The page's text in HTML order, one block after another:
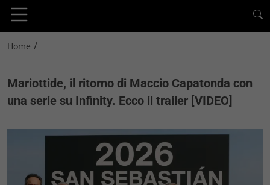
Home /
Mariottide, il ritorno di Maccio Capatonda con
una serie su Infinity. Ecco il trailer [VIDEO]